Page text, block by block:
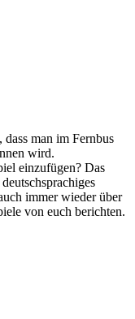
man im Fernbus
wird.
einzufügen? Das
immer wieder über
von euch berichten.